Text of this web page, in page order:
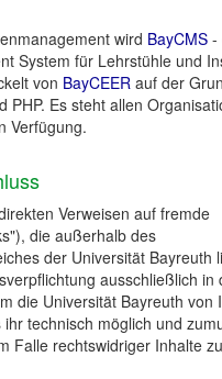
wird BayCMS -
System für Lehrstühle und
von BayCEER auf der
PHP. Es steht allen
Verfügung.
Verweisen auf fremde
die außerhalb des
der Universität Bayreuth
ausschließlich in
die Universität Bayreuth von
technisch möglich und
Falle rechtswidriger Inhalte zu